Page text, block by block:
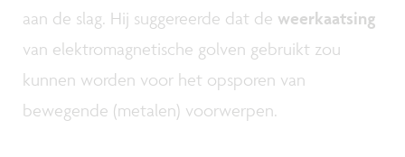
aan de slag. Hij suggereerde dat de weerkaatsing
van elektromagnetische golven gebruikt zou
kunnen worden voor het opsporen van
bewegende (metalen) voorwerpen.